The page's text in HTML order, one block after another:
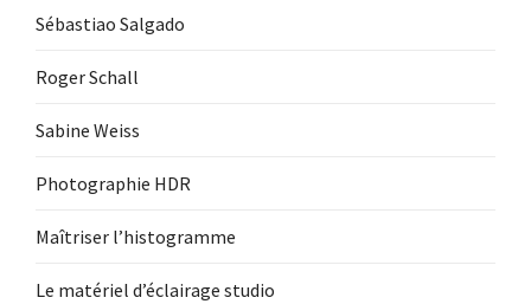
Sébastiao Salgado
Roger Schall
Sabine Weiss
Photographie HDR
Maîtriser l’histogramme
Le matériel d’éclairage studio